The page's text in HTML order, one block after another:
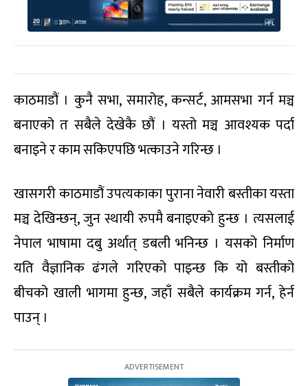
काठमाडौं । कुनै सभा, समारोह, कन्सर्ट, आमसभा गर्न मञ्च
बनाएको त सबैले देखेकै छौं । यस्तो मञ्च आवश्यक पर्दा
बनाइने र काम सकिएपछि भत्काउने गरिन्छ ।
खासगरी काठमाडौं उपत्यकाका पुराना नेवारी बस्तीका यस्ता
मञ्च देखिन्छन्, जुन स्थायी रुपमै बनाइएको हुन्छ । त्यसलाई
नेपाल भाषामा दबु अर्थात् डबली भनिन्छ । यसको निर्माण
यति वैज्ञानिक ढंगले गरिएको पाइन्छ कि यो बस्तीको
बीचको खाली भागमा हुन्छ, जहाँ सबैले कार्यक्रम गर्न, हेर्न
पाउन् ।